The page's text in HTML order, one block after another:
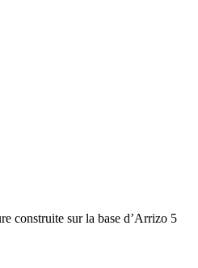
construite sur la base d’Arrizo 5